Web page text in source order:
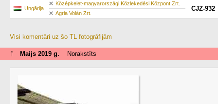
Ungārija
Középkelet-magyarországi Közlekedési Központ Zrt.
CJZ-932
Agria Volán Zrt.
Visi komentāri uz šo TL fotogrāfijām
↑ Maijs 2019 g. Norakstīts